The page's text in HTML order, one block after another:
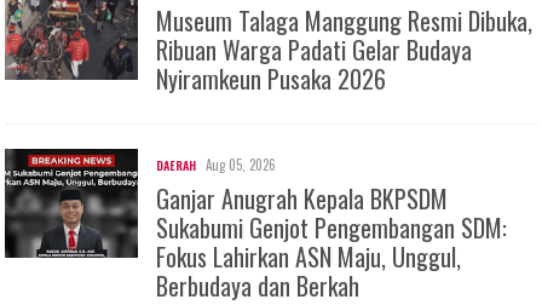
Museum Talaga Manggung Resmi Dibuka,
Ribuan Warga Padati Gelar Budaya
Nyiramkeun Pusaka 2026
DAERAH Aug 05, 2026
Ganjar Anugrah Kepala BKPSDM
Sukabumi Genjot Pengembangan SDM:
Fokus Lahirkan ASN Maju, Unggul,
Berbudaya dan Berkah